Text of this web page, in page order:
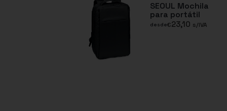
SEOUL Mochila
para portátil
desde€23,10 s/IVA